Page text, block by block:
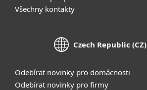
Všechny kontakty
Czech Republic (CZ)
Odebírat novinky pro domácnosti
Odebírat novinky pro firmy